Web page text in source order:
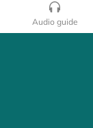
Audio guide